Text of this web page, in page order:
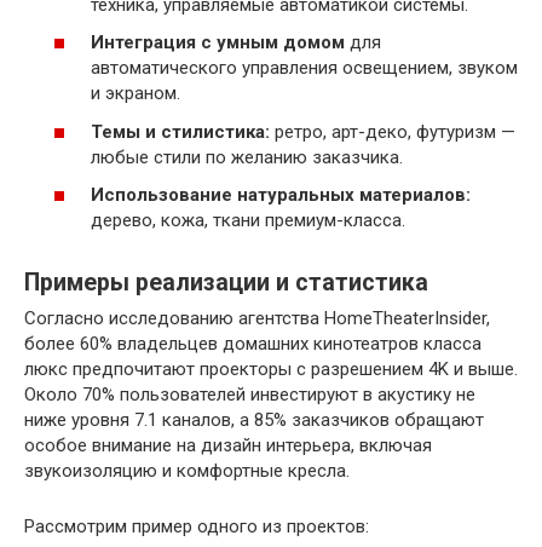
техника, управляемые автоматикой системы.
Интеграция с умным домом для
автоматического управления освещением, звуком
и экраном.
Темы и стилистика: ретро, арт-деко, футуризм —
любые стили по желанию заказчика.
Использование натуральных материалов:
дерево, кожа, ткани премиум-класса.
Примеры реализации и статистика
Согласно исследованию агентства HomeTheaterInsider,
более 60% владельцев домашних кинотеатров класса
люкс предпочитают проекторы с разрешением 4K и выше.
Около 70% пользователей инвестируют в акустику не
ниже уровня 7.1 каналов, а 85% заказчиков обращают
особое внимание на дизайн интерьера, включая
звукоизоляцию и комфортные кресла.
Рассмотрим пример одного из проектов: